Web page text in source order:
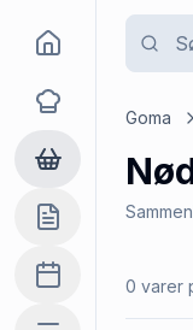
Goma
Opskrifter
Dagligvarer
Indkøbslisten
Madplan
Goma
0 varer